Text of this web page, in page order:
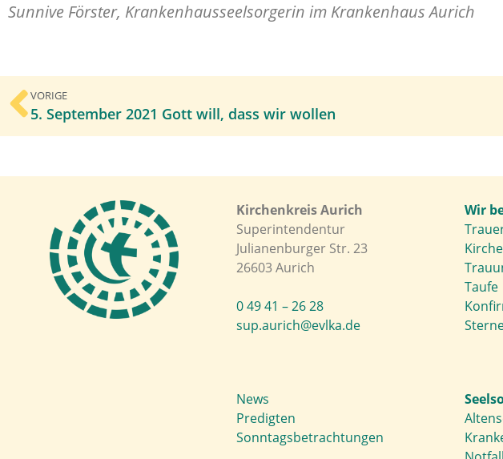
Sunnive Förster, Krankenhausseelsorgerin im Krankenhaus Aurich
VORIGE
5. September 2021 Gott will, dass wir wollen
Kirchenkreis Aurich
Superintendentur
Julianenburger Str. 23
26603 Aurich
0 49 41 – 26 28
sup.aurich@evlka.de
Wir
Taufe
News
Predigten
Sonntagsbetrachtungen